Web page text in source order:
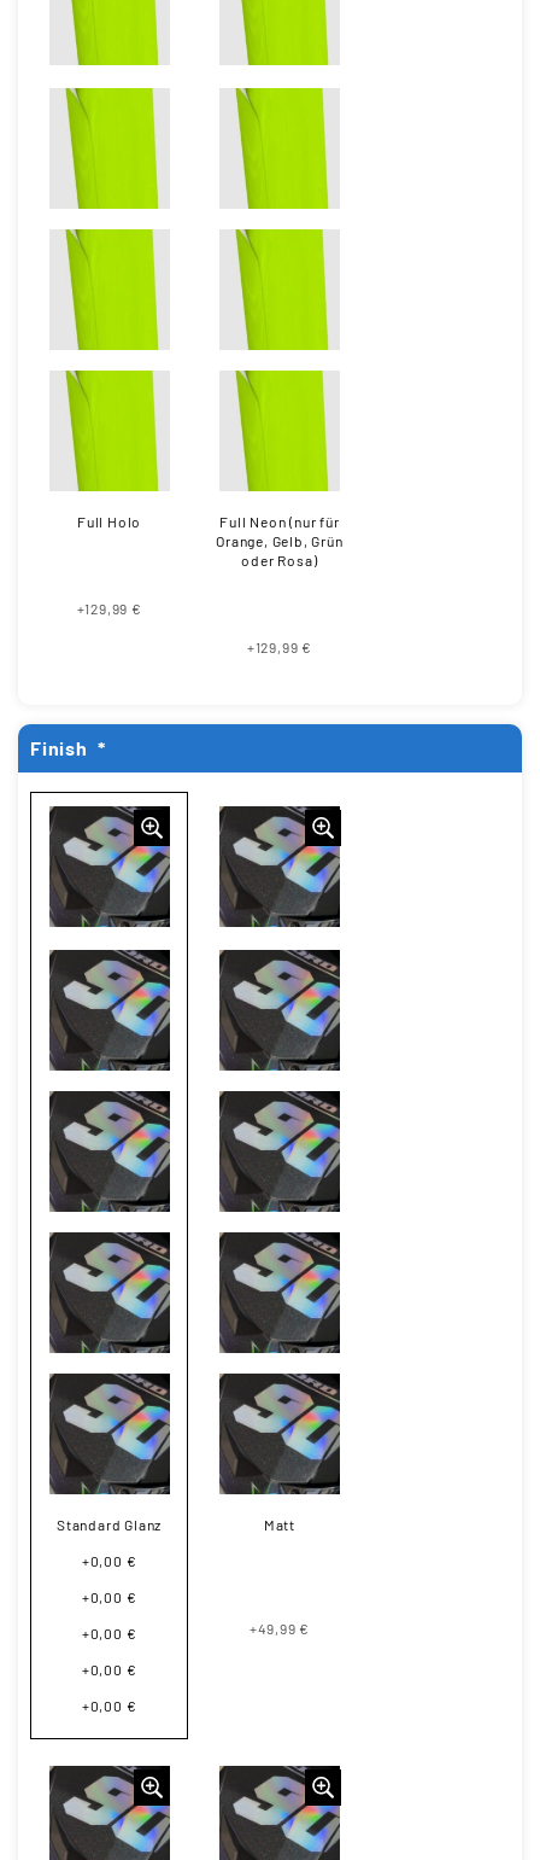
Full Holo
+129,99 €
Full Neon (nur für
Orange, Gelb, Grün
oder Rosa)
+129,99 €
Finish *
Standard Glanz
+0,00 €
+0,00 €
+0,00 €
+0,00 €
+0,00 €
Matt
+49,99 €